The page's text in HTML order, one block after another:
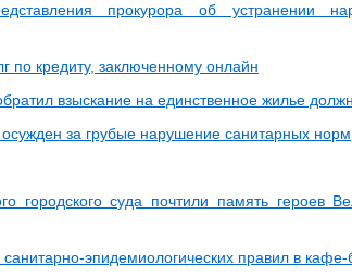
прокурора об устранении
по кредиту, заключенному онлайн
взыскание на единственное жилье
за грубые нарушение санитарных норм
городского суда почтили память героев
эпидемиологических правил в